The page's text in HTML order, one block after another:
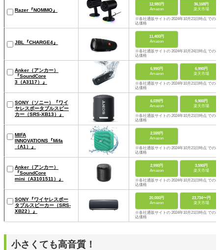
Razer『NOMMO』
12,980円
Amazon
36,168円
楽天市場
※各社通販サイトの 2024年10月21日時点 での税
込価格
JBL『CHARGE4』
11,400円
Amazon
※各社通販サイトの 2024年10月24日時点 での税
込価格
Anker（アンカー）
『SoundCore
3（‎A3117）』
6,990円
Amazon
6,990円
楽天市場
※各社通販サイトの 2024年10月21日時点 での税
込価格
SONY（ソニー）『ワイ
ヤレスポータブルスピー
カー（SRS-XB13）』
6,039円
Amazon
6,900円
楽天市場
※各社通販サイトの 2024年10月21日時点 での税
込価格
MIFA
INNOVATIONS『Mifa
（A1）』
2,599円
Amazon
※各社通販サイトの 2024年10月21日時点 での税
込価格
Anker（アンカー）
『SoundCore
mini（A3101511）』
2,990円
Amazon
3,590円
楽天市場
※各社通販サイトの 2024年10月21日時点 での税
込価格
SONY『ワイヤレスポー
タブルスピーカー（SRS-
XB22）』
20,000円
Amazon
23,734〜円
楽天市場
※各社通販サイトの 2024年10月21日時点 での税
込価格
小さくても高音質！